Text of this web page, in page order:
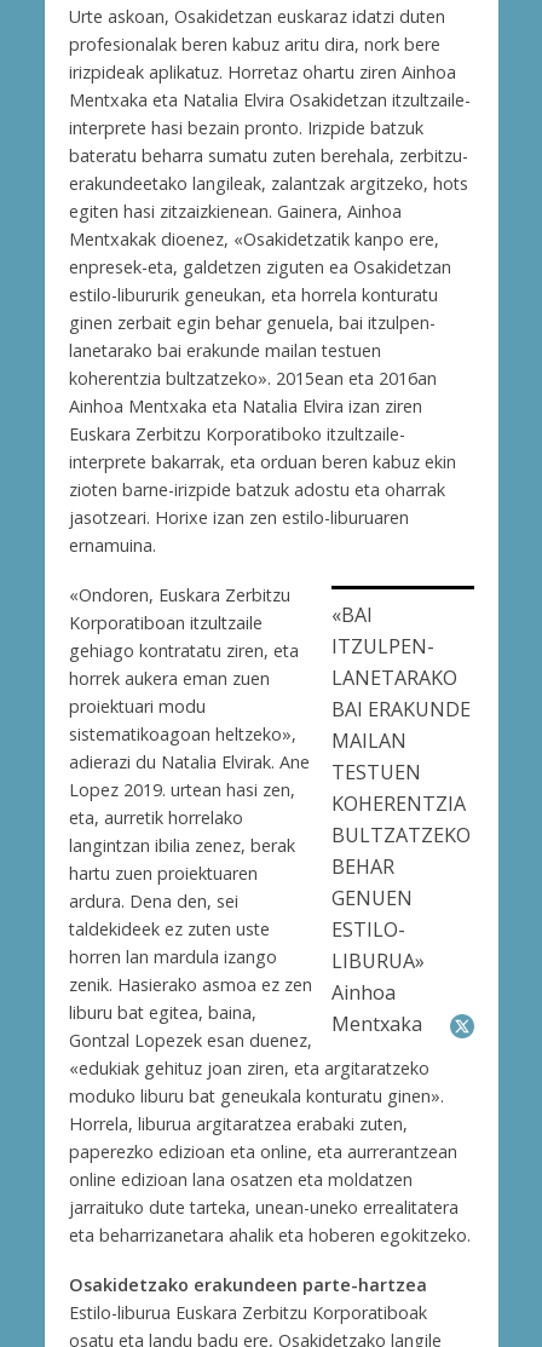
Urte askoan, Osakidetzan euskaraz idatzi duten
profesionalak beren kabuz aritu dira, nork bere
irizpideak aplikatuz. Horretaz ohartu ziren Ainhoa
Mentxaka eta Natalia Elvira Osakidetzan itzultzaile-
interprete hasi bezain pronto. Irizpide batzuk
bateratu beharra sumatu zuten berehala, zerbitzu-
erakundeetako langileak, zalantzak argitzeko, hots
egiten hasi zitzaizkienean. Gainera, Ainhoa
Mentxakak dioenez, «Osakidetzatik kanpo ere,
enpresek-eta, galdetzen ziguten ea Osakidetzan
estilo-libururik geneukan, eta horrela konturatu
ginen zerbait egin behar genuela, bai itzulpen-
lanetarako bai erakunde mailan testuen
koherentzia bultzatzeko». 2015ean eta 2016an
Ainhoa Mentxaka eta Natalia Elvira izan ziren
Euskara Zerbitzu Korporatiboko itzultzaile-
interprete bakarrak, eta orduan beren kabuz ekin
zioten barne-irizpide batzuk adostu eta oharrak
jasotzeari. Horixe izan zen estilo-liburuaren
ernamuina.
«BAI
ITZULPEN-
LANETARAKO
BAI ERAKUNDE
MAILAN
TESTUEN
KOHERENTZIA
BULTZATZEKO
BEHAR
GENUEN
ESTILO-
LIBURUA»
Ainhoa
Mentxaka
«Ondoren, Euskara Zerbitzu
Korporatiboan itzultzaile
gehiago kontratatu ziren, eta
horrek aukera eman zuen
proiektuari modu
sistematikoagoan heltzeko»,
adierazi du Natalia Elvirak. Ane
Lopez 2019. urtean hasi zen,
eta, aurretik horrelako
langintzan ibilia zenez, berak
hartu zuen proiektuaren
ardura. Dena den, sei
taldekideek ez zuten uste
horren lan mardula izango
zenik. Hasierako asmoa ez zen
liburu bat egitea, baina,
Gontzal Lopezek esan duenez,
«edukiak gehituz joan ziren, eta argitaratzeko
moduko liburu bat geneukala konturatu ginen».
Horrela, liburua argitaratzea erabaki zuten,
paperezko edizioan eta online, eta aurrerantzean
online edizioan lana osatzen eta moldatzen
jarraituko dute tarteka, unean-uneko errealitatera
eta beharrizanetara ahalik eta hoberen egokitzeko.
Osakidetzako erakundeen parte-hartzea
Estilo-liburua Euskara Zerbitzu Korporatiboak
osatu eta landu badu ere, Osakidetzako langile